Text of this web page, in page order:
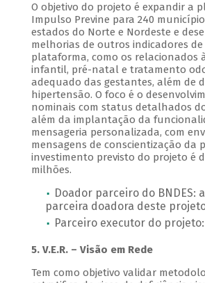
O objetivo do projeto é expandir a
Impulso Previne para 240
estados do Norte e Nordeste e
melhorias de outros indicadores
plataforma, como os relacionados
infantil, pré-natal e tratamento
adequado das gestantes, além de
hipertensão. O foco é o
nominais com status detalhados
além da implantação da
mensageria personalizada, com
mensagens de conscientização da
investimento previsto do projeto é
milhões.
Doador parceiro do BNDES:
parceira doadora deste
Parceiro executor do
5. V.E.R. – Visão em Rede
Tem como objetivo validar